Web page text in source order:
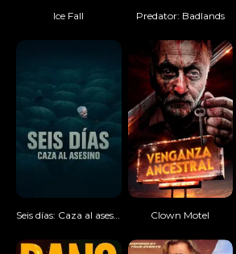
Ice Fall Predator: Badlands
Clown Motel